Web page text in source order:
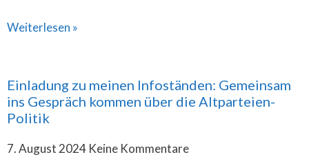
Weiterlesen »
Einladung zu meinen Infoständen: Gemeinsam
ins Gespräch kommen über die Altparteien-
Politik
7. August 2024 Keine Kommentare